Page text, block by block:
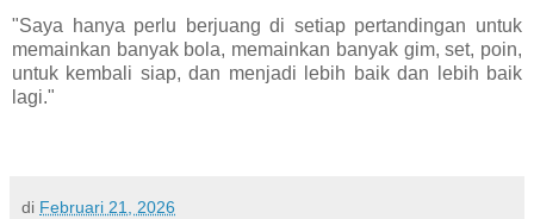
"Saya hanya perlu berjuang di setiap pertandingan untuk
memainkan banyak bola, memainkan banyak gim, set, poin,
untuk kembali siap, dan menjadi lebih baik dan lebih baik
lagi."
di Februari 21, 2026